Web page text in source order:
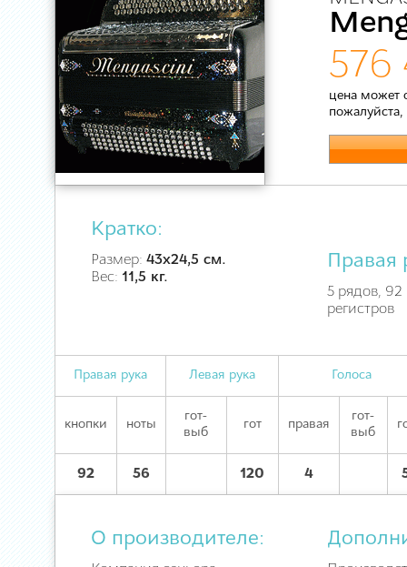
576
цена может
пожалуйста,
Кратко:
Размер: 43х24,5 см.
Вес: 11,5 кг.
Правая
5 рядов, 92
регистров
Правая рука Левая рука Голоса
кнопки ноты
гот-
выб
гот правая
гот-
выб
92 56 120 4
О производителе: